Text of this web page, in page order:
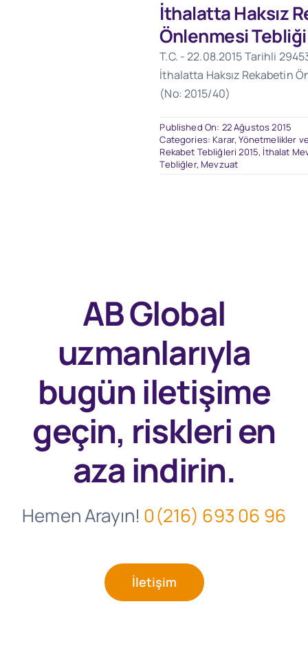
İthalatta Haksız
Önlenmesi
T.C. - 22.08.2015 Tarihli
İthalatta Haksız Rekabetin
(No: 2015/40)
Published On: 22 Ağustos 2015
Categories: Karar, Yönetmelikler
Rekabet Tebliğleri 2015, İthalat
Tebliğler, Mevzuat
AB Global
uzmanlarıyla
bugüniletişime
geçin, riskleri en
aza indirin.
Hemen Arayın! 0(216) 693 06 96
İletişim